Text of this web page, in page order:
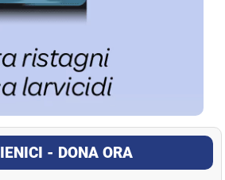
- DONA ORA